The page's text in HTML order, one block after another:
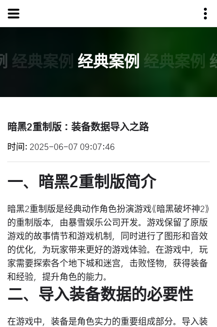
经典案例 经典案例 经典案例
暗黑2重制版：装备数据导入之路
时间 2025-06-07 09:07:46
一、暗黑2重制版简介
暗黑2重制版是经典动作角色扮演游戏《暗黑破坏神2》
的重制版本，由暴雪娱乐公司开发。游戏保留了原版
游戏的故事情节和游戏机制，同时进行了图形和音效
的优化，为玩家带来更好的游戏体验。在游戏中，玩
家需要探索各个地下城和迷宫，击败怪物，获得装备
和经验，提升角色的能力。
二、导入装备数据的必要性
在游戏中，装备是角色实力的重要组成部分。导入装